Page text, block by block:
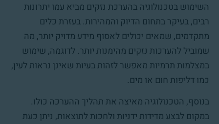
השימוש בטכנולוגיה בהערכת נזקים מביא עמו יתרונות
רבים, בעיקר בתחום הדיוק והמהירות. בעזרת כלים
מתקדמים, שמאים יכולים לאסוף מידע מדויק יותר, מה
שמוביל להערכות נזקים מהימנות יותר. לדוגמה, שימוש
במצלמות תרמיות מאפשר לזהות בעיות שאינן נראות לעין,
כמו דליפות חום או מים.
בנוסף, הטכנולוגיה מאיצה את תהליך ההערכה כולו.
במקום לבצע מדידות ידניות ולחכות לתוצאות, ניתן כעת